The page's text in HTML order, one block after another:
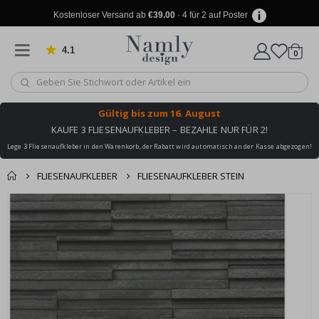
Kostenloser Versand ab €39.00· 4 für 2 auf Poster
4.1 von 1034 Bewertungen
Wagen
0
Gültig bis zum 16. August
KAUFE 3 FLIESENAUFKLEBER – BEZAHLE NUR FÜR 2!
Lege 3 Fliesenaufkleber in den Warenkorb, der Rabatt wird automatisch an der Kasse abgezogen!
FLIESENAUFKLEBER FLIESENAUFKLEBER STEIN
Produkt zum
Warenkorb
hinzugefügt ✔️
Kostenloser Versand
erreicht!
Wagen
Zum
Ende
der
Bildgalerie
springen